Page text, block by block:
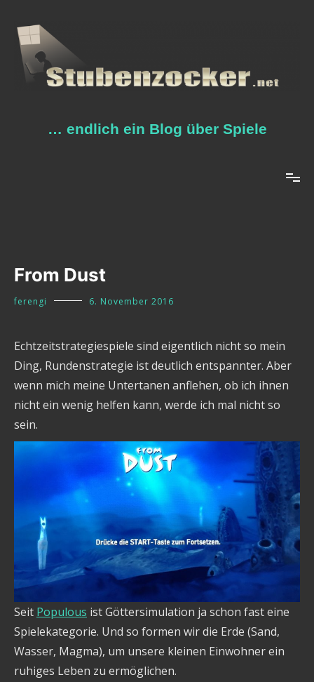
Inhalt
springen
… endlich ein Blog über Spiele
From Dust
ferengi 6. November 2016
Echtzeitstrategiespiele sind eigentlich nicht so mein
Ding, Rundenstrategie ist deutlich entspannter. Aber
wenn mich meine Untertanen anflehen, ob ich ihnen
nicht ein wenig helfen kann, werde ich mal nicht so
sein.
Seit Populous ist Göttersimulation ja schon fast eine
Spielekategorie. Und so formen wir die Erde (Sand,
Wasser, Magma), um unsere kleinen Einwohner ein
ruhiges Leben zu ermöglichen.